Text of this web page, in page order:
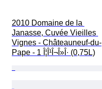
2010 Domaine de la
Janasse, Cuvée Vieilles
Vignes - Châteauneuf-du-
Pape - 1 Î¦Î¹Î¬Î»Î· (0,75L)